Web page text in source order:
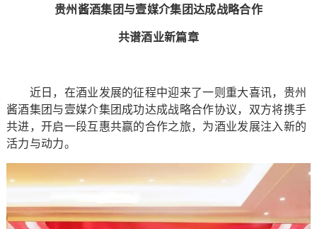
贵州酱酒集团与壹媒介集团达成战略合作
共谱酒业新篇章
近日，在酒业发展的征程中迎来了一则重大喜讯，贵州
酱酒集团与壹媒介集团成功达成战略合作协议，双方将携手
共进，开启一段互惠共赢的合作之旅，为酒业发展注入新的
活力与动力。